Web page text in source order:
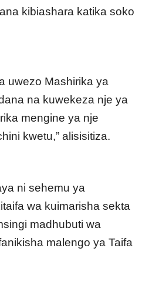
kibiashara katika soko
uwezo Mashirika ya
na kuwekeza nje ya
mengine ya nje
kwetu,” alisisitiza.
ni sehemu ya
wa kuimarisha sekta
madhubuti wa
malengo ya Taifa